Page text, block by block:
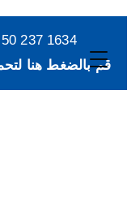
237 1634
قم بالضغط هنا